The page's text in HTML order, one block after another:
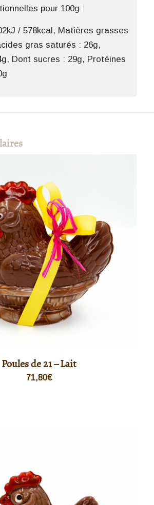
pour 100g :
/ 578kcal, Matières grasses
gras saturés : 26g,
Dont sucres : 29g, Protéines
Poules de 21 – Lait
71,80€